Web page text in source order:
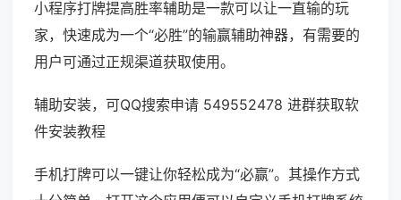
小程序打牌提高胜率辅助是一款可以让一直输的玩
家，快速成为一个“必胜”的输赢辅助神器，有需要的
用户可通过正规渠道获取使用。
辅助安装，可QQ搜索申请 549552478 进群获取软
件安装教程
手机打牌可以一键让你轻松成为“必赢”。其操作方式